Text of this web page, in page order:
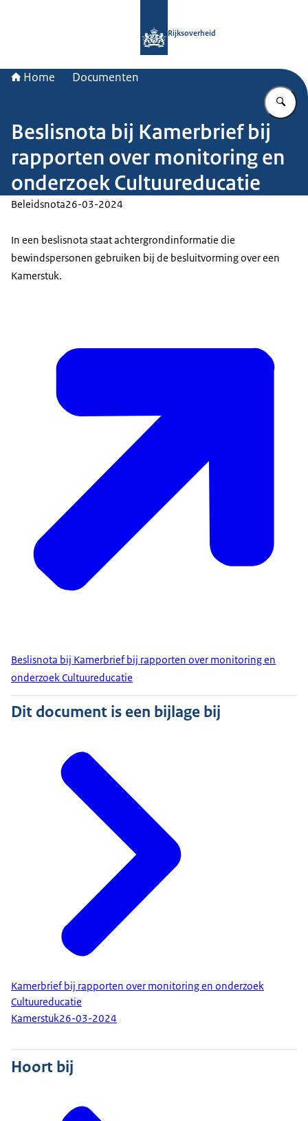
Rijksoverheid
Home Documenten
Beslisnota bij Kamerbrief bij
rapporten over monitoring en
onderzoek Cultuureducatie
Beleidsnota26-03-2024
In een beslisnota staat achtergrondinformatie die
bewindspersonen gebruiken bij de besluitvorming over een
Kamerstuk.
Beslisnota bij Kamerbrief bij rapporten over monitoring en
onderzoek Cultuureducatie
Dit document is een bijlage bij
Kamerbrief bij rapporten over monitoring en onderzoek
Cultuureducatie
Kamerstuk26-03-2024
Hoort bij